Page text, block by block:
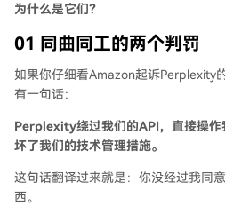
为什么是它们？
01 同曲同工的两个判罚
如果你仔细看Amazon起诉Perplexity
有一句话：
Perplexity绕过我们的API，直接操作
坏了我们的技术管理措施。
这句话翻译过来就是：你没经过我同
西。